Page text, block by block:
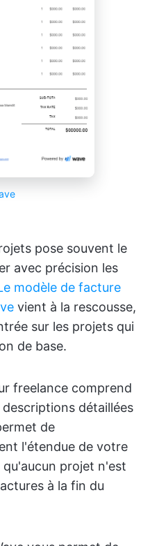
pose souvent le
avec précision les
modèle de facture
vient à la rescousse,
sur les projets qui
de base.
freelance comprend
détaillées
de
l'étendue de votre
projet n'est
à la fin du